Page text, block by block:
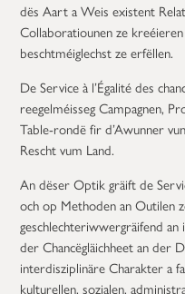
dës Aart a Weis existent
Collaboratiounen ze
beschtméiglechst ze erfëllen.
De Service à l’Égalité des
reegelméisseg Campagnen,
Table-rondë fir d’Awunner
Rescht vum Land.
An dëser Optik gräift de
och op Methoden an Outilen
geschlechteriwwergräifend an
der Chancëgläichheet an der
interdisziplinäre Charakter a
kulturellen, sozialen,